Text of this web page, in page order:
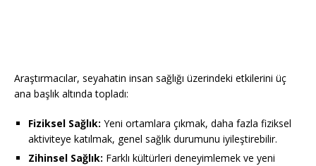
Araştırmacılar, seyahatin insan sağlığı üzerindeki etkilerini üç
ana başlık altında topladı:
Fiziksel Sağlık: Yeni ortamlara çıkmak, daha fazla fiziksel
aktiviteye katılmak, genel sağlık durumunu iyileştirebilir.
Zihinsel Sağlık: Farklı kültürleri deneyimlemek ve yeni